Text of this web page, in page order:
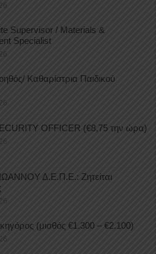
Supervisor / Materials &
Specialist
Καθαρίστρια Παιδικού
OFFICER (€8,75 την ώρα)
Δ.Ε.Π.Ε.: Ζητείται
(μισθός €1.300 – €2.100)